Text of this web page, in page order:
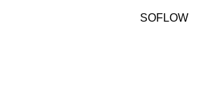
SOFLOW